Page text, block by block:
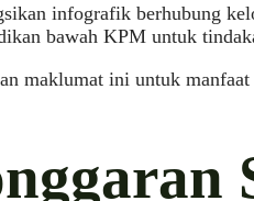
infografik berhubung
bawah KPM untuk
maklumat ini untuk manfaat